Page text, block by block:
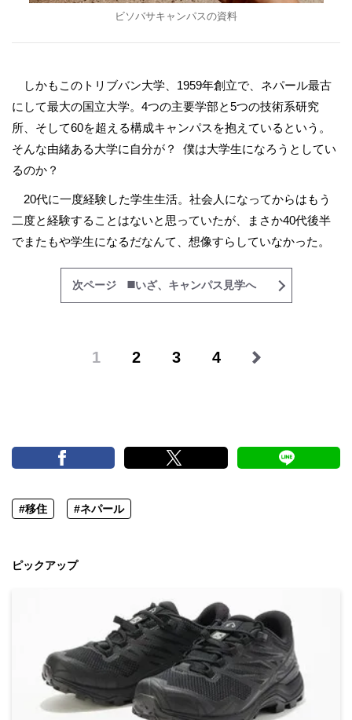
ビソバサキャンパスの資料
しかもこのトリブバン大学、1959年創立で、ネパール最古
にして最大の国立大学。4つの主要学部と5つの技術系研究
所、そして60を超える構成キャンパスを抱えているという。
そんな由緒ある大学に自分が？ 僕は大学生になろうとしてい
るのか？
20代に一度経験した学生生活。社会人になってからはもう
二度と経験することはないと思っていたが、まさか40代後半
でまたもや学生になるだなんて、想像すらしていなかった。
次ページ ◼️いざ、キャンパス見学へ
1 2 3 4
#移住 #ネパール
ピックアップ